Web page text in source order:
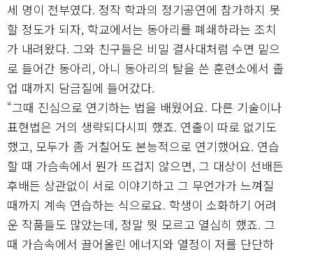
세 명이 전부였다. 정작 학과의 정기공연에 참가하지 못
할 정도가 되자, 학교에서는 동아리를 폐쇄하라는 조치
가 내려왔다. 그와 친구들은 비밀 결사대처럼 수면 밑으
로 들어간 동아리, 아니 동아리의 탈을 쓴 훈련소에서 졸
업 때까지 담금질에 들어갔다.
“그때 진심으로 연기하는 법을 배웠어요. 다른 기술이나
표현법은 거의 생략되다시피 했죠. 연출이 따로 없기도
했고, 모두가 좀 거칠어도 본능적으로 연기했어요. 연습
할 때 가슴속에서 뭔가 뜨겁지 않으면, 그 대상이 선배든
후배든 상관없이 서로 이야기하고 그 무언가가 느껴질
때까지 계속 연습하는 식으로요. 학생이 소화하기 어려
운 작품들도 많았는데, 정말 뭣 모르고 열심히 했죠. 그
때 가슴속에서 끌어올린 에너지와 열정이 저를 단단하